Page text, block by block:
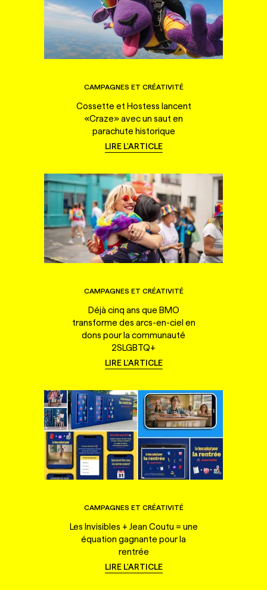
CAMPAGNES ET CRÉATIVITÉ
Cossette et Hostess lancent
«Craze» avec un saut en
parachute historique
LIRE L'ARTICLE
CAMPAGNES ET CRÉATIVITÉ
Déjà cinq ans que BMO
transforme des arcs-en-ciel en
dons pour la communauté
2SLGBTQ+
LIRE L'ARTICLE
CAMPAGNES ET CRÉATIVITÉ
Les Invisibles + Jean Coutu = une
équation gagnante pour la
rentrée
LIRE L'ARTICLE